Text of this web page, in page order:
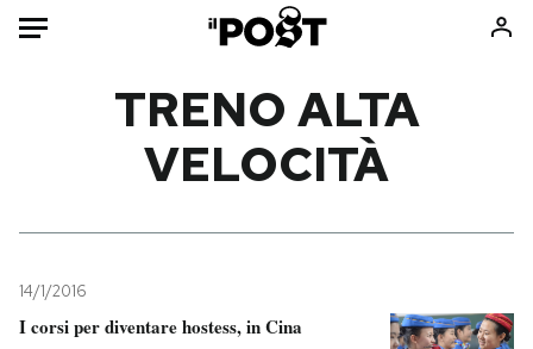
Mondo
Tecnologia
Internet
Libri
Ok Boomer!
TRENO ALTA
VELOCITÀ
14/1/2016
I corsi per diventare hostess, in Cina